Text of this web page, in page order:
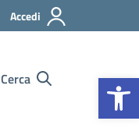
Accedi
Cerca